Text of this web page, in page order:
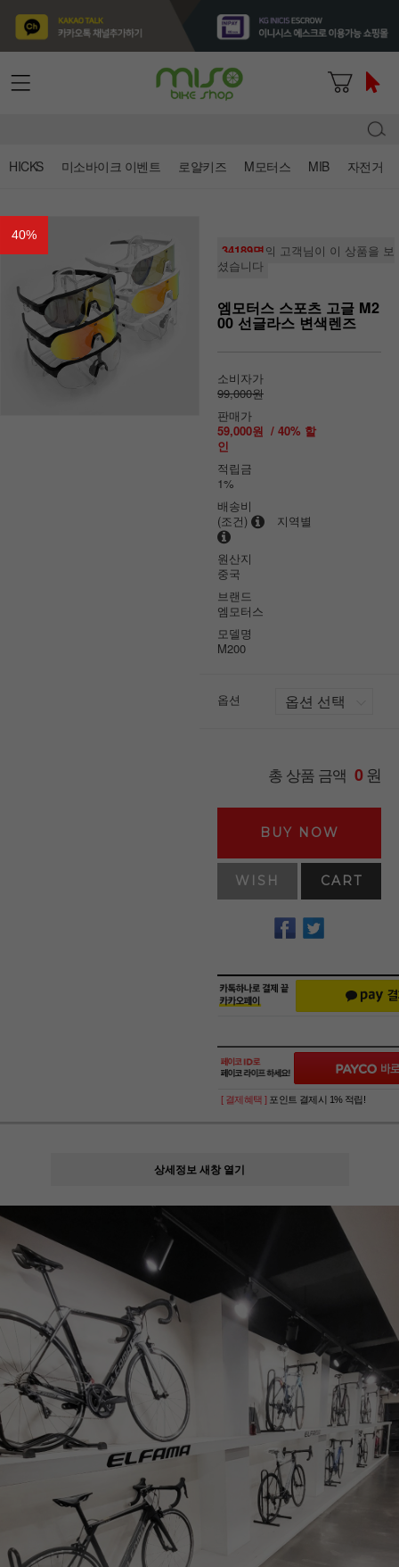
HICKS 미소바이크 이벤트 로얄키즈 M모터스 MIB 자전거
40%
34189명의 고객님이 이 상품을 보
셨습니다
엠모터스 스포츠 고글 M2
00 선글라스 변색렌즈
소비자가
99,000원
판매가
59,000원 / 40% 할
인
적립금
1%
배송비
(조건)
지역별
원산지
중국
브랜드
엠모터스
모델명
M200
옵션
총 상품 금액 0원
BUY NOW
WISH CART
페이코 ID로
[ 결제혜택 ] 포인트 결제시 1% 적립!
상세정보 새창 열기